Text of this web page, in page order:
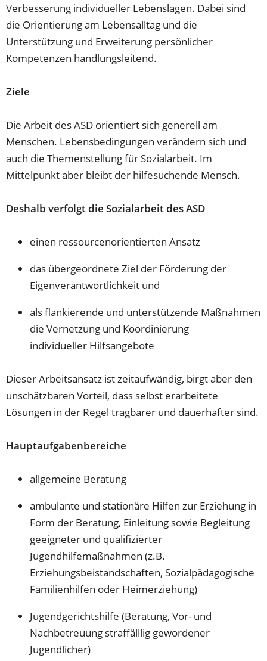
Verbesserung individueller Lebenslagen. Dabei sind
die Orientierung am Lebensalltag und die
Unterstützung und Erweiterung persönlicher
Kompetenzen handlungsleitend.
Ziele
Die Arbeit des ASD orientiert sich generell am
Menschen. Lebensbedingungen verändern sich und
auch die Themenstellung für Sozialarbeit. Im
Mittelpunkt aber bleibt der hilfesuchende Mensch.
Deshalb verfolgt die Sozialarbeit des ASD
einen ressourcenorientierten Ansatz
das übergeordnete Ziel der Förderung der
Eigenverantwortlichkeit und
als flankierende und unterstützende Maßnahmen
die Vernetzung und Koordinierung
individueller Hilfsangebote
Dieser Arbeitsansatz ist zeitaufwändig, birgt aber den
unschätzbaren Vorteil, dass selbst erarbeitete
Lösungen in der Regel tragbarer und dauerhafter sind.
Hauptaufgabenbereiche
allgemeine Beratung
ambulante und stationäre Hilfen zur Erziehung in
Form der Beratung, Einleitung sowie Begleitung
geeigneter und qualifizierter
Jugendhilfemaßnahmen (z.B.
Erziehungsbeistandschaften, Sozialpädagogische
Familienhilfen oder Heimerziehung)
Jugendgerichtshilfe (Beratung, Vor- und
Nachbetreuung straffälllig gewordener
Jugendlicher)